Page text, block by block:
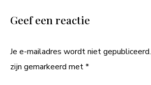
Geef een reactie
Je e-mailadres wordt niet gepubliceerd.
zijn gemarkeerd met*